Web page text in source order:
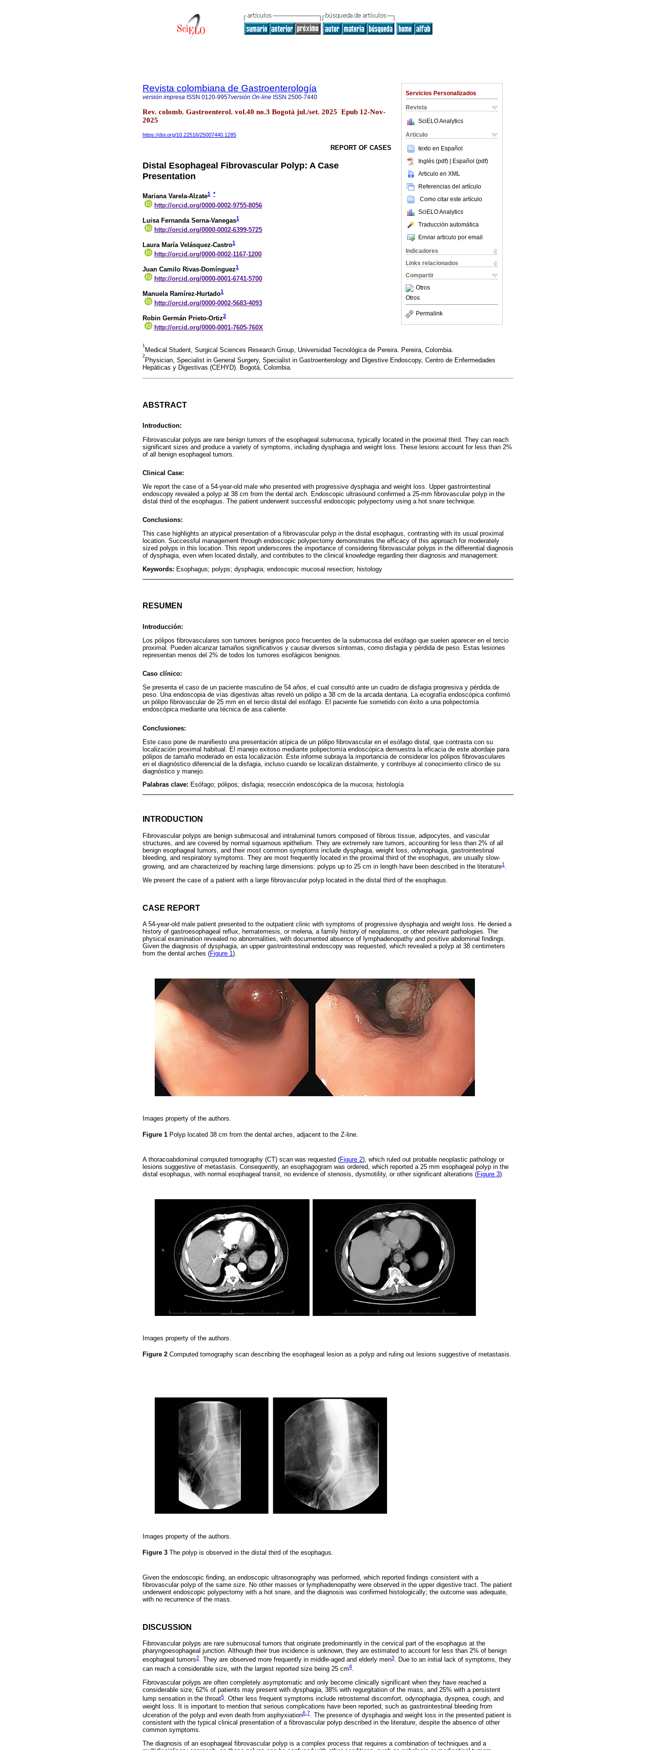
Servicios Personalizados
Revista
SciELO Analytics
Articulo
texto en Español
Inglés (pdf) | Español (pdf)
Articulo en XML
Referencias del artículo
Como citar este artículo
SciELO Analytics
Traducción automática
Enviar articulo por email
Indicadores
Links relacionados
Compartir
Otros
Otros
Permalink
Revista colombiana de Gastroenterología
versión impresa ISSN 0120-9957versión On-line ISSN 2500-7440
Rev. colomb. Gastroenterol. vol.40 no.3 Bogotá jul./set. 2025 Epub 12-Nov-
2025
https://doi.org/10.22516/25007440.1285
REPORT OF CASES
Distal Esophageal Fibrovascular Polyp: A Case
Presentation
Mariana Varela-Alzate1 *
http://orcid.org/0000-0002-9755-8056
Luisa Fernanda Serna-Vanegas1
http://orcid.org/0000-0002-6399-5725
Laura María Velásquez-Castro1
http://orcid.org/0000-0002-1167-1200
Juan Camilo Rivas-Domínguez1
http://orcid.org/0000-0001-6741-5700
Manuela Ramírez-Hurtado1
http://orcid.org/0000-0002-5683-4093
Robin Germán Prieto-Ortiz2
http://orcid.org/0000-0001-7605-760X
1
Medical Student, Surgical Sciences Research Group, Universidad Tecnológica de Pereira. Pereira, Colombia.
2
Physician, Specialist in General Surgery, Specialist in Gastroenterology and Digestive Endoscopy, Centro de Enfermedades
Hepáticas y Digestivas (CEHYD). Bogotá, Colombia.
ABSTRACT
Introduction:
Fibrovascular polyps are rare benign tumors of the esophageal submucosa, typically located in the proximal third. They can reach
significant sizes and produce a variety of symptoms, including dysphagia and weight loss. These lesions account for less than 2%
of all benign esophageal tumors.
Clinical Case:
We report the case of a 54-year-old male who presented with progressive dysphagia and weight loss. Upper gastrointestinal
endoscopy revealed a polyp at 38 cm from the dental arch. Endoscopic ultrasound confirmed a 25-mm fibrovascular polyp in the
distal third of the esophagus. The patient underwent successful endoscopic polypectomy using a hot snare technique.
Conclusions:
This case highlights an atypical presentation of a fibrovascular polyp in the distal esophagus, contrasting with its usual proximal
location. Successful management through endoscopic polypectomy demonstrates the efficacy of this approach for moderately
sized polyps in this location. This report underscores the importance of considering fibrovascular polyps in the differential diagnosis
of dysphagia, even when located distally, and contributes to the clinical knowledge regarding their diagnosis and management.
Keywords: Esophagus; polyps; dysphagia; endoscopic mucosal resection; histology
RESUMEN
Introducción:
Los pólipos fibrovasculares son tumores benignos poco frecuentes de la submucosa del esófago que suelen aparecer en el tercio
proximal. Pueden alcanzar tamaños significativos y causar diversos síntomas, como disfagia y pérdida de peso. Estas lesiones
representan menos del 2% de todos los tumores esofágicos benignos.
Caso clínico:
Se presenta el caso de un paciente masculino de 54 años, el cual consultó ante un cuadro de disfagia progresiva y pérdida de
peso. Una endoscopia de vías digestivas altas reveló un pólipo a 38 cm de la arcada dentaria. La ecografía endoscópica confirmó
un pólipo fibrovascular de 25 mm en el tercio distal del esófago. El paciente fue sometido con éxito a una polipectomía
endoscópica mediante una técnica de asa caliente.
Conclusiones:
Este caso pone de manifiesto una presentación atípica de un pólipo fibrovascular en el esófago distal, que contrasta con su
localización proximal habitual. El manejo exitoso mediante polipectomía endoscópica demuestra la eficacia de este abordaje para
pólipos de tamaño moderado en esta localización. Este informe subraya la importancia de considerar los pólipos fibrovasculares
en el diagnóstico diferencial de la disfagia, incluso cuando se localizan distalmente, y contribuye al conocimiento clínico de su
diagnóstico y manejo.
Palabras clave: Esófago; pólipos; disfagia; resección endoscópica de la mucosa; histología
INTRODUCTION
Fibrovascular polyps are benign submucosal and intraluminal tumors composed of fibrous tissue, adipocytes, and vascular
structures, and are covered by normal squamous epithelium. They are extremely rare tumors, accounting for less than 2% of all
benign esophageal tumors, and their most common symptoms include dysphagia, weight loss, odynophagia, gastrointestinal
bleeding, and respiratory symptoms. They are most frequently located in the proximal third of the esophagus, are usually slow-
growing, and are characterized by reaching large dimensions: polyps up to 25 cm in length have been described in the literature1
We present the case of a patient with a large fibrovascular polyp located in the distal third of the esophagus.
CASE REPORT
A 54-year-old male patient presented to the outpatient clinic with symptoms of progressive dysphagia and weight loss. He denied a
history of gastroesophageal reflux, hematemesis, or melena, a family history of neoplasms, or other relevant pathologies. The
physical examination revealed no abnormalities, with documented absence of lymphadenopathy and positive abdominal findings.
Given the diagnosis of dysphagia, an upper gastrointestinal endoscopy was requested, which revealed a polyp at 38 centimeters
from the dental arches (Figure 1).
Images property of the authors.
Figure 1 Polyp located 38 cm from the dental arches, adjacent to the Z-line.
A thoracoabdominal computed tomography (CT) scan was requested (Figure 2), which ruled out probable neoplastic pathology or
lesions suggestive of metastasis. Consequently, an esophagogram was ordered, which reported a 25 mm esophageal polyp in the
distal esophagus, with normal esophageal transit, no evidence of stenosis, dysmotility, or other significant alterations (Figure 3).
Images property of the authors.
Figure 2 Computed tomography scan describing the esophageal lesion as a polyp and ruling out lesions suggestive of metastasis.
Images property of the authors.
Figure 3 The polyp is observed in the distal third of the esophagus.
Given the endoscopic finding, an endoscopic ultrasonography was performed, which reported findings consistent with a
fibrovascular polyp of the same size. No other masses or lymphadenopathy were observed in the upper digestive tract. The patient
underwent endoscopic polypectomy with a hot snare, and the diagnosis was confirmed histologically; the outcome was adequate,
with no recurrence of the mass.
DISCUSSION
Fibrovascular polyps are rare submucosal tumors that originate predominantly in the cervical part of the esophagus at the
pharyngoesophageal junction. Although their true incidence is unknown, they are estimated to account for less than 2% of benign
esophageal tumors2. They are observed more frequently in middle-aged and elderly men3. Due to an initial lack of symptoms, they
can reach a considerable size, with the largest reported size being 25 cm4.
Fibrovascular polyps are often completely asymptomatic and only become clinically significant when they have reached a
considerable size; 62% of patients may present with dysphagia, 38% with regurgitation of the mass, and 25% with a persistent
lump sensation in the throat5. Other less frequent symptoms include retrosternal discomfort, odynophagia, dyspnea, cough, and
weight loss. It is important to mention that serious complications have been reported, such as gastrointestinal bleeding from
ulceration of the polyp and even death from asphyxiation6 7. The presence of dysphagia and weight loss in the presented patient is
consistent with the typical clinical presentation of a fibrovascular polyp described in the literature, despite the absence of other
common symptoms.
The diagnosis of an esophageal fibrovascular polyp is a complex process that requires a combination of techniques and a